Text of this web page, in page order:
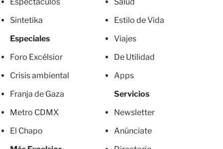
Sintetika
Especiales
Foro Excélsior
Crisis ambiental
Franja de Gaza
Metro CDMX
El Chapo
Estilo de Vida
Viajes
De Utilidad
Apps
Servicios
Newsletter
Anúnciate